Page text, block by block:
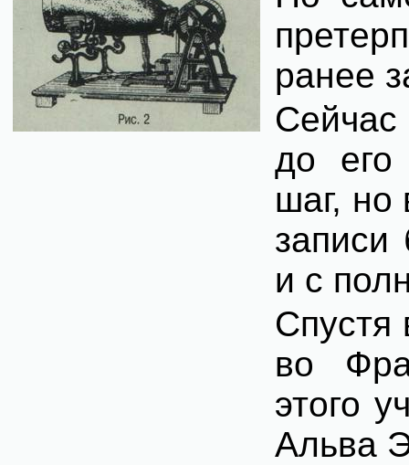
ранее
Сейчас
до его
шаг, но
и с
Спустя
во
этого
Альва